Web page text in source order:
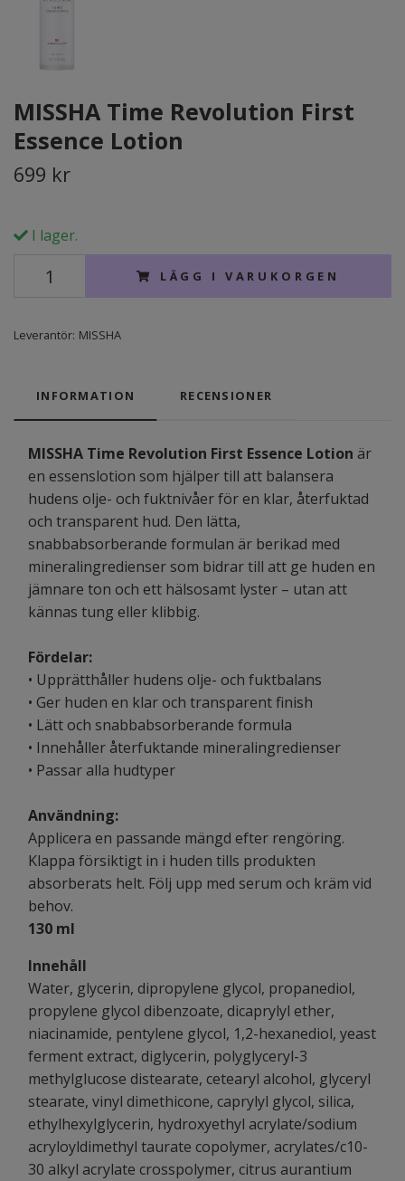
MISSHA Time Revolution First
Essence Lotion
699 kr
I lager.
LÄGG I VARUKORGEN
Leverantör: MISSHA
INFORMATION RECENSIONER
MISSHA Time Revolution First Essence Lotion är
en essenslotion som hjälper till att balansera
hudens olje- och fuktnivåer för en klar, återfuktad
och transparent hud. Den lätta,
snabbabsorberande formulan är berikad med
mineralingredienser som bidrar till att ge huden en
jämnare ton och ett hälsosamt lyster – utan att
kännas tung eller klibbig.
Fördelar:
• Upprätthåller hudens olje- och fuktbalans
• Ger huden en klar och transparent finish
• Lätt och snabbabsorberande formula
• Innehåller återfuktande mineralingredienser
• Passar alla hudtyper
Användning:
Applicera en passande mängd efter rengöring.
Klappa försiktigt in i huden tills produkten
absorberats helt. Följ upp med serum och kräm vid
behov.
130 ml
Innehåll
Water, glycerin, dipropylene glycol, propanediol,
propylene glycol dibenzoate, dicaprylyl ether,
niacinamide, pentylene glycol, 1,2-hexanediol, yeast
ferment extract, diglycerin, polyglyceryl-3
methylglucose distearate, cetearyl alcohol, glyceryl
stearate, vinyl dimethicone, caprylyl glycol, silica,
ethylhexylglycerin, hydroxyethyl acrylate/sodium
acryloyldimethyl taurate copolymer, acrylates/c10-
30 alkyl acrylate crosspolymer, citrus aurantium